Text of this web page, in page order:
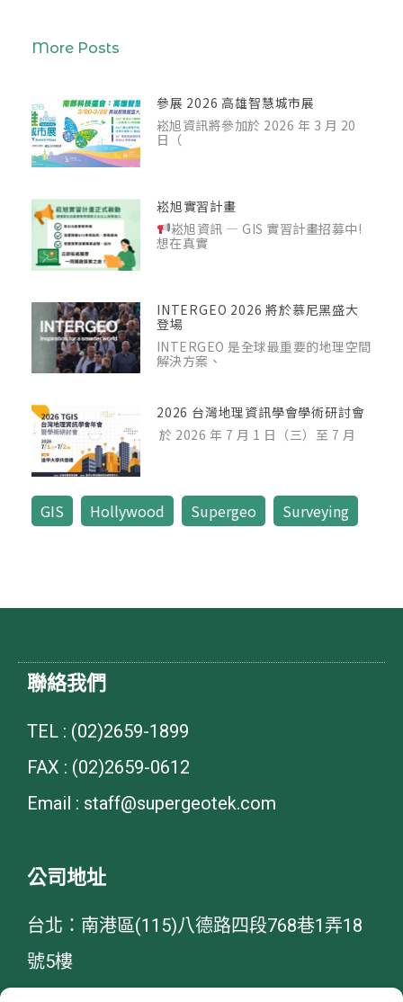
More Posts
參展 2026 高雄智慧城市展
崧旭資訊將參加於 2026 年 3 月 20
日（
崧旭實習計畫
崧旭資訊 — GIS 實習計畫招募中!
想在真實
INTERGEO 2026 將於慕尼黑盛大
登場
INTERGEO 是全球最重要的地理空間
解決方案、
2026 台灣地理資訊學會學術研討會
於 2026 年 7 月 1 日（三）至 7 月
GIS Hollywood Supergeo Surveying
聯絡我們
TEL : (02)2659-1899
FAX : (02)2659-0612
Email : staff@supergeotek.com
公司地址
台北：南港區(115)八德路四段768巷1弄18
號5樓